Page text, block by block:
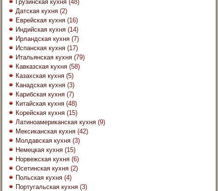
Грузинская кухня (48)
Датская кухня (2)
Еврейская кухня (16)
Индийская кухня (14)
Ирландская кухня (7)
Испанская кухня (17)
Итальянская кухня (79)
Кавказская кухня (58)
Казахская кухня (5)
Канадская кухня (3)
Карибская кухня (7)
Китайская кухня (48)
Корейская кухня (15)
Латиноамериканская кухня (9)
Мексиканская кухня (42)
Молдавская кухня (3)
Немецкая кухня (15)
Норвежская кухня (6)
Осетинская кухня (2)
Польская кухня (4)
Португальская кухня (3)